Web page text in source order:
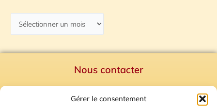
Gérer le consentement
Nous contacter